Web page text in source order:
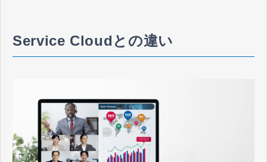
Service Cloudとの違い